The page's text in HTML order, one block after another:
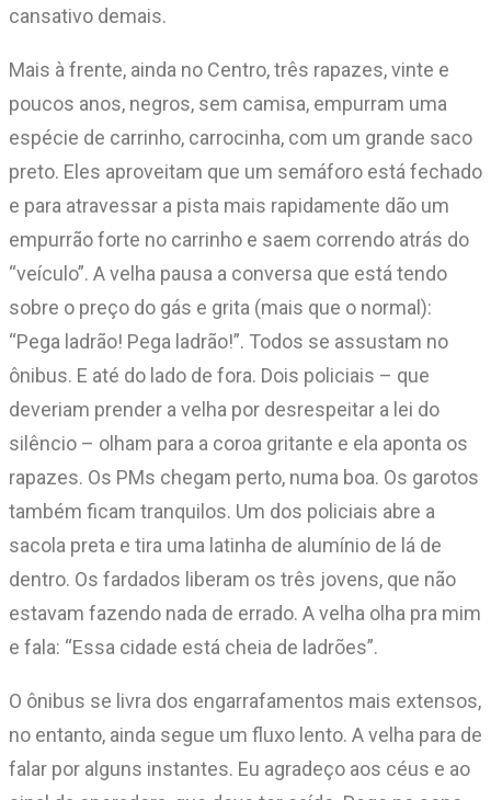
cansativo demais.
Mais à frente, ainda no Centro, três rapazes, vinte e
poucos anos, negros, sem camisa, empurram uma
espécie de carrinho, carrocinha, com um grande saco
preto. Eles aproveitam que um semáforo está fechado
e para atravessar a pista mais rapidamente dão um
empurrão forte no carrinho e saem correndo atrás do
“veículo”. A velha pausa a conversa que está tendo
sobre o preço do gás e grita (mais que o normal):
“Pega ladrão! Pega ladrão!”. Todos se assustam no
ônibus. E até do lado de fora. Dois policiais – que
deveriam prender a velha por desrespeitar a lei do
silêncio – olham para a coroa gritante e ela aponta os
rapazes. Os PMs chegam perto, numa boa. Os garotos
também ficam tranquilos. Um dos policiais abre a
sacola preta e tira uma latinha de alumínio de lá de
dentro. Os fardados liberam os três jovens, que não
estavam fazendo nada de errado. A velha olha pra mim
e fala: “Essa cidade está cheia de ladrões”.
O ônibus se livra dos engarrafamentos mais extensos,
no entanto, ainda segue um fluxo lento. A velha para de
falar por alguns instantes. Eu agradeço aos céus e ao